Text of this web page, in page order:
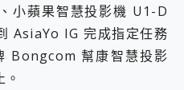
小蘋果智慧投影機 U1-D
AsiaYo IG 完成指定任務
Bongcom 幫康智慧投影